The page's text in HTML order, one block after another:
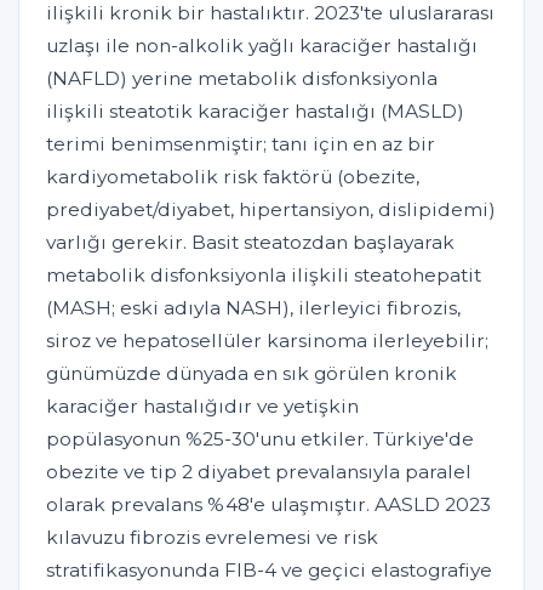
ilişkili kronik bir hastalıktır. 2023'te uluslararası
uzlaşı ile non-alkolik yağlı karaciğer hastalığı
(NAFLD) yerine metabolik disfonksiyonla
ilişkili steatotik karaciğer hastalığı (MASLD)
terimi benimsenmiştir; tanı için en az bir
kardiyometabolik risk faktörü (obezite,
prediyabet/diyabet, hipertansiyon, dislipidemi)
varlığı gerekir. Basit steatozdan başlayarak
metabolik disfonksiyonla ilişkili steatohepatit
(MASH; eski adıyla NASH), ilerleyici fibrozis,
siroz ve hepatosellüler karsinoma ilerleyebilir;
günümüzde dünyada en sık görülen kronik
karaciğer hastalığıdır ve yetişkin
popülasyonun %25-30'unu etkiler. Türkiye'de
obezite ve tip 2 diyabet prevalansıyla paralel
olarak prevalans %48'e ulaşmıştır. AASLD 2023
kılavuzu fibrozis evrelemesi ve risk
stratifikasyonunda FIB-4 ve geçici elastografiye